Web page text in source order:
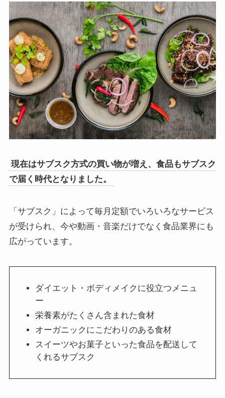
現在はサブスク方式の買い物が増え、食品もサブスク
で届く時代となりました。
「サブスク」によって毎月定額でいろいろなサービス
が受けられ、今や動画・音楽だけでなく食品業界にも
広がっています。
ダイエット・ボディメイクに役立つメニュ
ー
栄養素がたくさん含まれた食材
オーガニックにこだわりのある食材
スイーツやお菓子といった食品を配送して
くれるサブスク